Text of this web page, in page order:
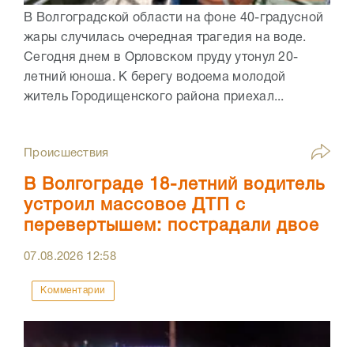
В Волгоградской области на фоне 40-градусной
жары случилась очередная трагедия на воде.
Сегодня днем в Орловском пруду утонул 20-
летний юноша. К берегу водоема молодой
житель Городищенского района приехал...
Происшествия
В Волгограде 18-летний водитель
устроил массовое ДТП с
перевертышем: пострадали двое
07.08.2026 12:58
Комментарии